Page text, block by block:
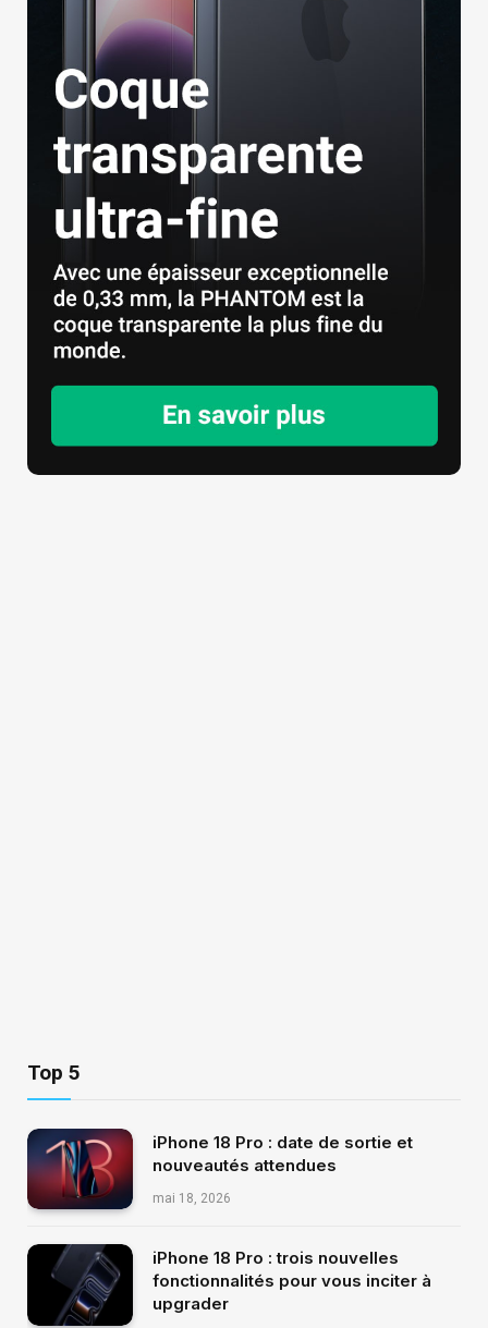
Top 5
iPhone 18 Pro : date de sortie et
nouveautés attendues
mai 18, 2026
iPhone 18 Pro : trois nouvelles
fonctionnalités pour vous inciter à
upgrader